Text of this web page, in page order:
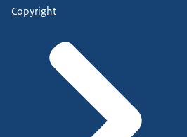
Copyright